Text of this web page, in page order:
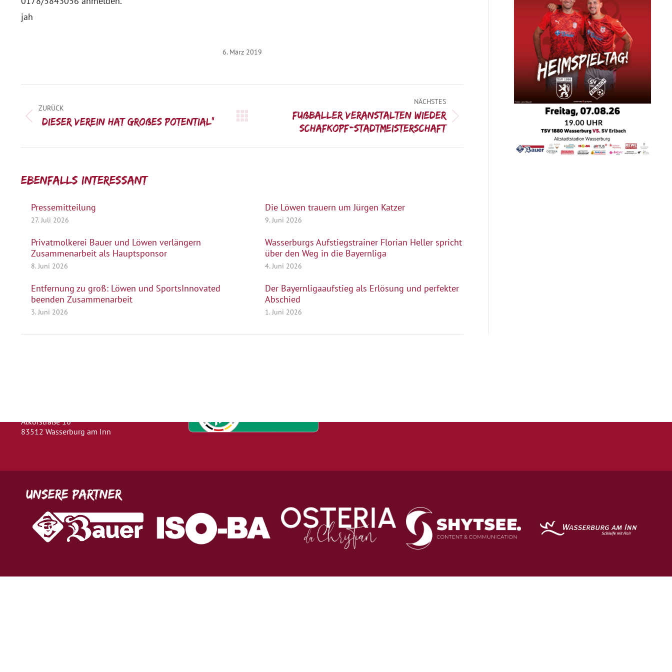
jah
6. März 2019
ZURÜCK
Vorheriger
„Dieser Verein hat großes Potential“
NÄCHSTES
NächsterFußballer veranstalten wieder
Schafkopf-Stadtmeisterschaft
Ebenfalls interessant:
Pressemitteilung
27. Juli 2026
Die Löwen trauern um Jürgen Katzer
9. Juni 2026
Privatmolkerei Bauer und Löwen verlängern
Zusammenarbeit als Hauptsponsor
8. Juni 2026
Wasserburgs Aufstiegstrainer Florian Heller spricht
über den Weg in die Bayernliga
4. Juni 2026
Entfernung zu groß: Löwen und SportsInnovated
beenden Zusammenarbeit
3. Juni 2026
Der Bayernligaaufstieg als Erlösung und perfekter
Abschied
1. Juni 2026
Alkorstraße 16
83512 Wasserburg am Inn
Unsere Partner